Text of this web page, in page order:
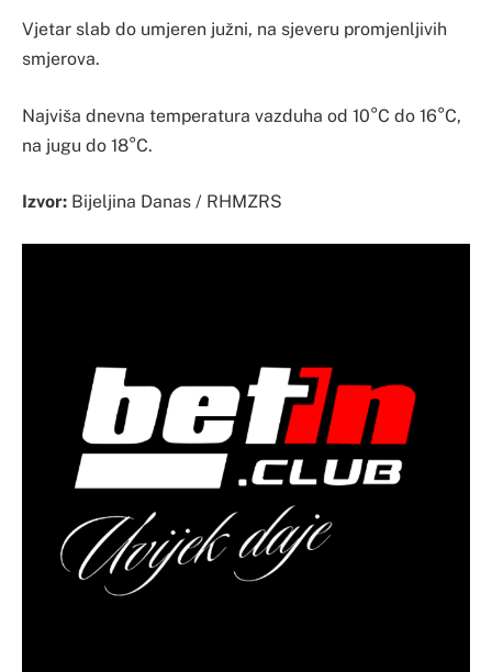
Vjetar slab do umjeren južni, na sjeveru promjenljivih
smjerova.
Najviša dnevna temperatura vazduha od 10°C do 16°C,
na jugu do 18°C.
Izvor: Bijeljina Danas / RHMZRS